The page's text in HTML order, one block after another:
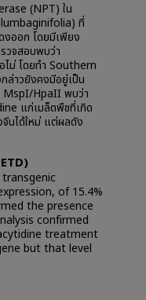
(NPT) ใน
ที่
งออก โดยมีเพียง
วจสอบพบว่า
ไม่ โดยทำ Southern
ล่าวยังคงมีอยู่เป็น
MspI/HpaII พบว่า
แก่เมล็ดพืชที่เกิด
นได้ใหม่ แต่ผลดัง
of 15.4%
the presence
confirmed
treatment
but that level